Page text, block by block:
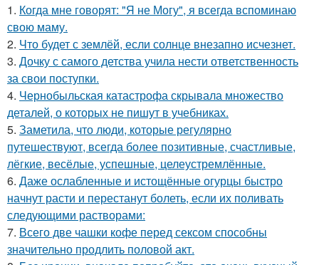
1. Когда мне говорят: "Я не Могу", я всегда вспоминаю
свою маму.
2. Что будет с землёй, если солнце внезапно исчезнет.
3. Дочку с самого детства учила нести ответственность
за свои поступки.
4. Чернобыльская катастрофа скрывала множество
деталей, о которых не пишут в учебниках.
5. Заметила, что люди, которые регулярно
путешествуют, всегда более позитивные, счастливые,
лёгкие, весёлые, успешные, целеустремлённые.
6. Даже ослабленные и истощённые огурцы быстро
начнут расти и перестанут болеть, если их поливать
следующими растворами:
7. Всего две чашки кофе перед сексом способны
значительно продлить половой акт.